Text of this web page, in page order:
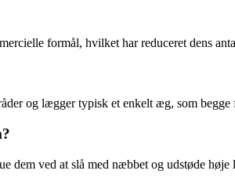
formål, hvilket har reduceret dens
og lægger typisk et enkelt æg, som begge
ved at slå med næbbet og udstøde høje